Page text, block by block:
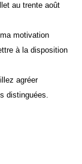
au trente août
motivation
à la disposition
agréer
distinguées.